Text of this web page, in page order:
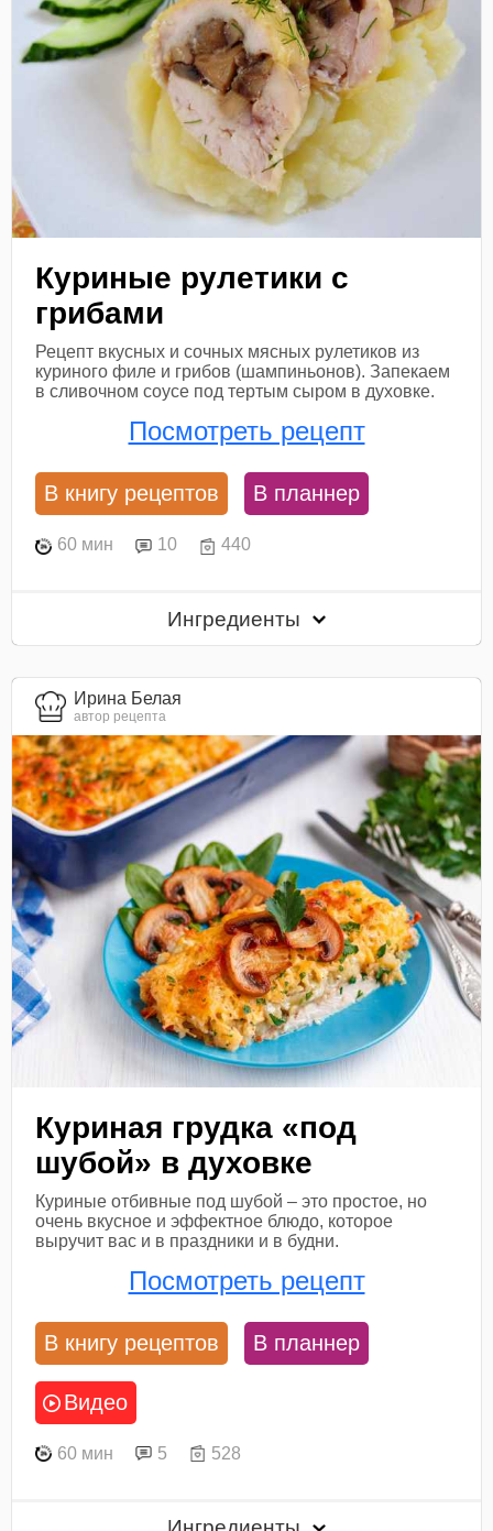
Куриные рулетики с
грибами
Рецепт вкусных и сочных мясных рулетиков из
куриного филе и грибов (шампиньонов). Запекаем
в сливочном соусе под тертым сыром в духовке.
Посмотреть рецепт
В книгу рецептов В планнер
60 мин 10 440
Ингредиенты
Ирина Белая
автор рецепта
Куриная грудка «под
шубой» в духовке
Куриные отбивные под шубой – это простое, но
очень вкусное и эффектное блюдо, которое
выручит вас и в праздники и в будни.
Посмотреть рецепт
В книгу рецептов В планнер
Видео
60 мин 5 528